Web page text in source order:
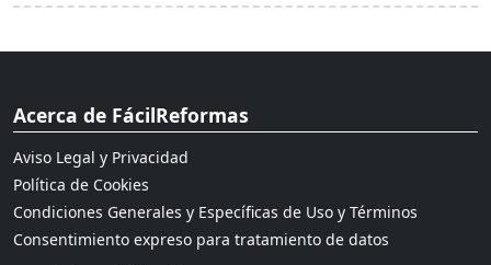
Acerca de FácilReformas
Aviso Legal y Privacidad
Política de Cookies
Condiciones Generales y Específicas de Uso y Términos
Consentimiento expreso para tratamiento de datos